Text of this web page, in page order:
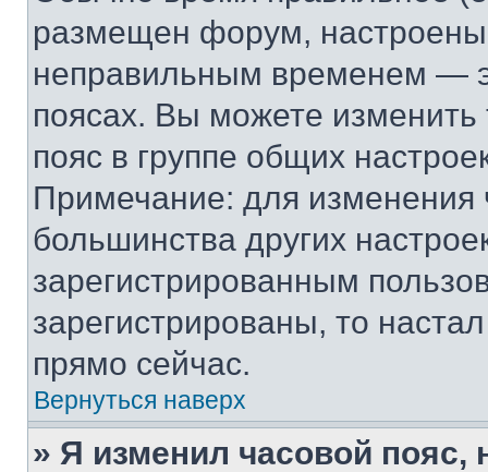
размещен форум, настроены
неправильным временем —
поясах. Вы можете изменить
пояс в группе общих
Примечание: для изменения
большинства других
зарегистрированным
зарегистрированы, то
прямо сейчас.
Вернуться наверх
» Я изменил часовой пояс,